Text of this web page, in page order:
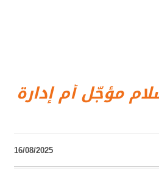
مؤجّل أم إدارة
16/08/2025